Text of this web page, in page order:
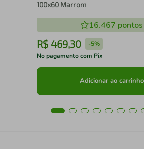
100x60 Marrom
16.467 pontos
R$ 469,30 -5%
No pagamento com Pix
Adicionar ao carrinho